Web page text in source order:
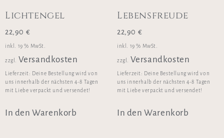
Lichtengel
22,90 €
inkl. 19 % MwSt.
zzgl. Versandkosten
Lieferzeit: Deine Bestellung wird von
uns innerhalb der nächsten 4-8 Tagen
mit Liebe verpackt und versendet!
In den Warenkorb
Lebensfreude
22,90 €
inkl. 19 % MwSt.
zzgl. Versandkosten
Lieferzeit: Deine Bestellung wird von
uns innerhalb der nächsten 4-8 Tagen
mit Liebe verpackt und versendet!
In den Warenkorb